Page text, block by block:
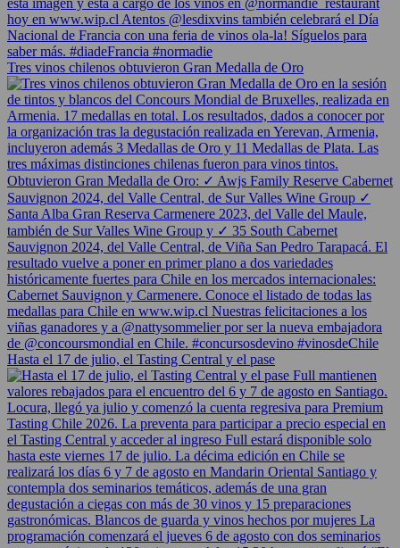
Tres vinos chilenos obtuvieron Gran Medalla de Oro
Hasta el 17 de julio, el Tasting Central y el pase